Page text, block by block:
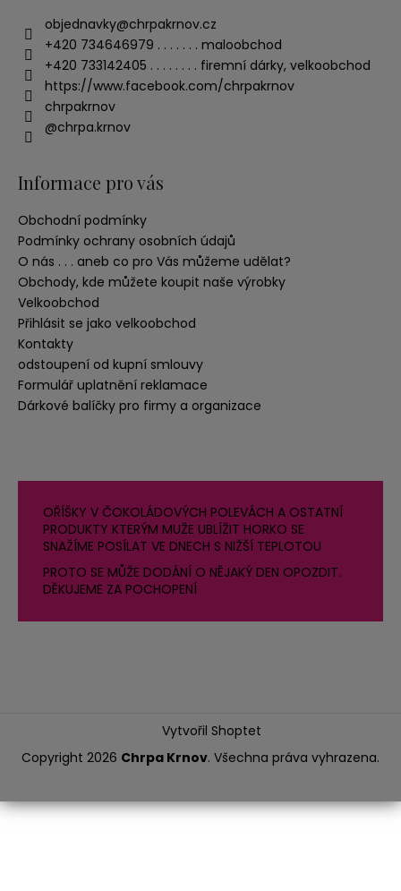
objednavky@chrpakrnov.cz
+420 734646979 . . . . . . . maloobchod
+420 733142405 . . . . . . . . firemní dárky, velkoobchod
https://www.facebook.com/chrpakrnov
chrpakrnov
@chrpa.krnov
Informace pro vás
Obchodní podmínky
Podmínky ochrany osobních údajů
O nás . . . aneb co pro Vás můžeme udělat?
Obchody, kde můžete koupit naše výrobky
Velkoobchod
Přihlásit se jako velkoobchod
Kontakty
odstoupení od kupní smlouvy
Formulář uplatnění reklamace
Dárkové balíčky pro firmy a organizace
OŘÍŠKY V ČOKOLÁDOVÝCH POLEVÁCH A OSTATNÍ
PRODUKTY KTERÝM MUŽE UBLÍŽIT HORKO SE
SNAŽÍME POSÍLAT VE DNECH S NIŽŠÍ TEPLOTOU
PROTO SE MŮŽE DODÁNÍ O NĚJAKÝ DEN OPOZDIT.
DĚKUJEME ZA POCHOPENÍ
Vytvořil Shoptet
Copyright 2026 Chrpa Krnov. Všechna práva vyhrazena.